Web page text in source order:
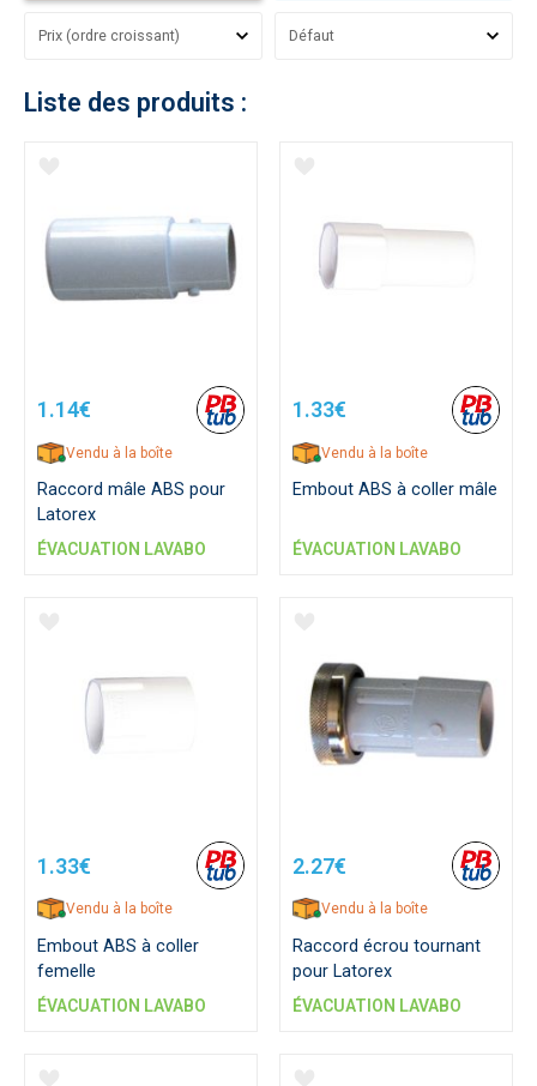
Liste des produits :
1.14€
Vendu à la boîte
Raccord mâle ABS pour
Latorex
ÉVACUATION LAVABO
1.33€
Vendu à la boîte
Embout ABS à coller mâle
ÉVACUATION LAVABO
1.33€
Vendu à la boîte
Embout ABS à coller
femelle
ÉVACUATION LAVABO
2.27€
Vendu à la boîte
Raccord écrou tournant
pour Latorex
ÉVACUATION LAVABO